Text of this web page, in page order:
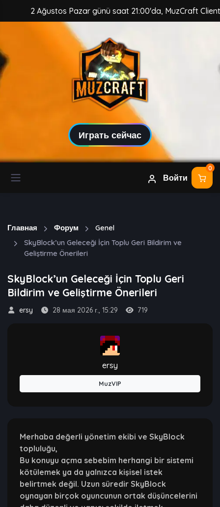
2 Ağustos Pazar günü saat 21:00'da, MuzCraft Client
Играть сейчас
Войти
0
Главная Форум
Genel
SkyBlock’un Geleceği İçin Toplu Geri Bildirim ve
Geliştirme Önerileri
SkyBlock’un Geleceği İçin Toplu Geri
Bildirim ve Geliştirme Önerileri
ersy 28 мая 2026 г., 15:29 719
ersy
MuzVIP
Merhaba değerli yönetim ekibi ve SkyBlock
topluluğu,
Bu konuyu açma sebebim herhangi bir sistemi
kötülemek ya da yalnızca kişisel istek
belirtmek değil. Uzun süredir SkyBlock
oynayan birçok oyuncunun ortak düşüncelerini